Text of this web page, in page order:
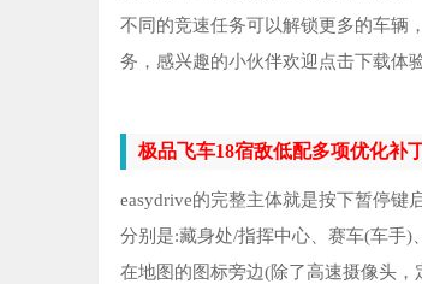
不同的竞速任务可以解锁更多的车辆
务，感兴趣的小伙伴欢迎点击下载体
极品飞车18宿敌低配多项优化补
easydrive的完整主体就是按下暂停键
分别是:藏身处/指挥中心、赛车(车手)
在地图的图标旁边(除了高速摄像头